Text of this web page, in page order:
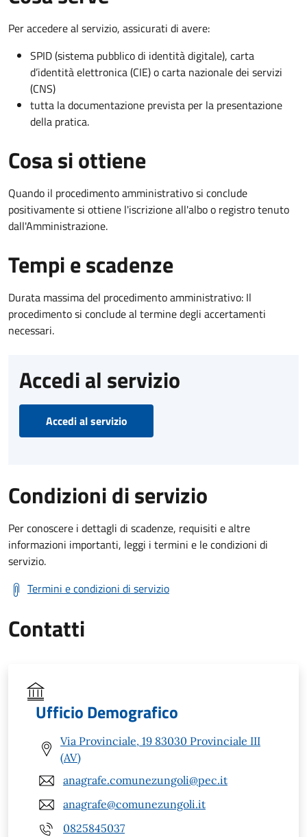
Per accedere al servizio, assicurati di avere:
SPID (sistema pubblico di identità digitale), carta
d’identità elettronica (CIE) o carta nazionale dei servizi
(CNS)
tutta la documentazione prevista per la presentazione
della pratica.
Cosa si ottiene
Quando il procedimento amministrativo si conclude
positivamente si ottiene l'iscrizione all'albo o registro tenuto
dall'Amministrazione.
Tempi e scadenze
Durata massima del procedimento amministrativo: Il
procedimento si conclude al termine degli accertamenti
necessari.
Accedi al servizio
Accedi al servizio
Condizioni di servizio
Per conoscere i dettagli di scadenze, requisiti e altre
informazioni importanti, leggi i termini e le condizioni di
servizio.
Termini e condizioni di servizio
Contatti
Ufficio Demografico
Via Provinciale, 19 83030 Provinciale III
(AV)
anagrafe.comunezungoli@pec.it
anagrafe@comunezungoli.it
0825845037